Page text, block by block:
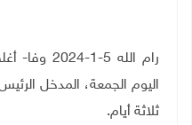
رام الله 5-
اليوم الجمعة، المدخل
ثلاثة أيام.